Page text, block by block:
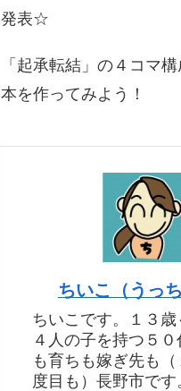
発表☆
「起承転結」の４コマ
本を作ってみよう！
ちいこ（うっち
ちいこです。１３
４人の子を持つ５
も育ちも嫁ぎ先も（
度目も）長野市です